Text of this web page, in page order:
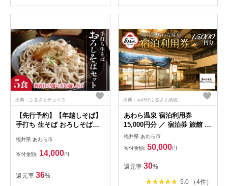
出典：ふるさとチョイス
【先行予約】【年越しそば】
手打ち 生そば おろしそばセ
＜福井県産 最高級そば粉使
用！＞／ 冷蔵 生麺 5食 二八
福井県 あわら市
寄付金額: 14,000円
還元率 36%
出典：auPAYふるさと納税
あわら温泉 宿泊利用券
15,000円分 ／ 宿泊券 旅館 チ
ケット 観光 旅行 源泉 大浴場
露天風呂
福井県 あわら市
寄付金額: 50,000円
還元率 30%
5.0 （4件）